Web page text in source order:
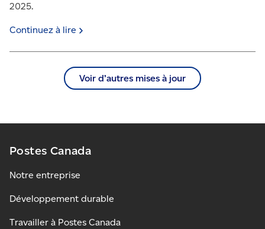
2025.
Continuez à lire
Voir d’autres mises à jour
Postes Canada
Notre entreprise
Développement durable
Travailler à Postes Canada